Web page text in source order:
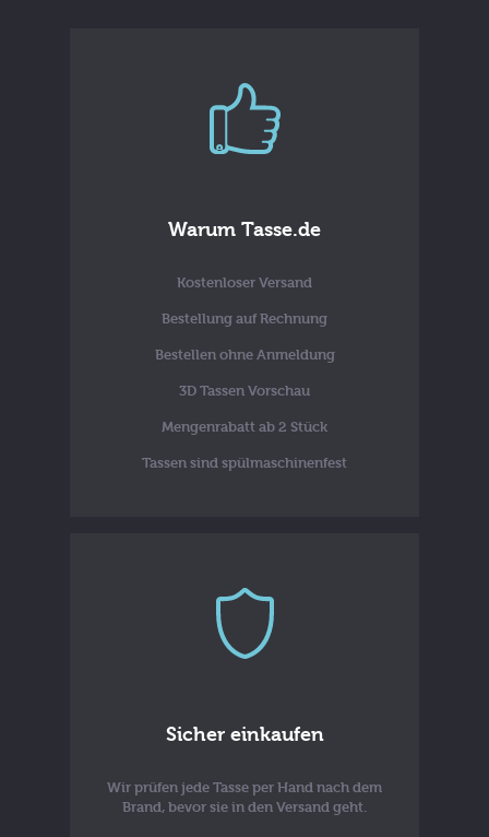
Warum Tasse.de
Kostenloser Versand
Bestellung auf Rechnung
Bestellen ohne Anmeldung
3D Tassen Vorschau
Mengenrabatt ab 2 Stück
Tassen sind spülmaschinenfest
Sicher einkaufen
Wir prüfen jede Tasse per Hand nach dem
Brand, bevor sie in den Versand geht.